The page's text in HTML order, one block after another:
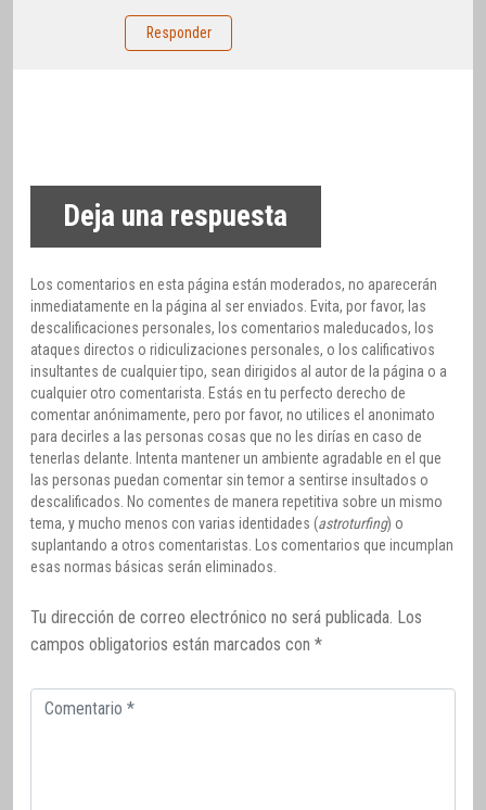
Responder
Deja una respuesta
Los comentarios en esta página están moderados, no aparecerán
inmediatamente en la página al ser enviados. Evita, por favor, las
descalificaciones personales, los comentarios maleducados, los
ataques directos o ridiculizaciones personales, o los calificativos
insultantes de cualquier tipo, sean dirigidos al autor de la página o a
cualquier otro comentarista. Estás en tu perfecto derecho de
comentar anónimamente, pero por favor, no utilices el anonimato
para decirles a las personas cosas que no les dirías en caso de
tenerlas delante. Intenta mantener un ambiente agradable en el que
las personas puedan comentar sin temor a sentirse insultados o
descalificados. No comentes de manera repetitiva sobre un mismo
tema, y mucho menos con varias identidades (astroturfing) o
suplantando a otros comentaristas. Los comentarios que incumplan
esas normas básicas serán eliminados.
Tu dirección de correo electrónico no será publicada. Los
campos obligatorios están marcados con *
Comentario